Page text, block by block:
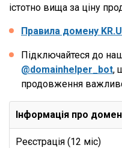
істотно вища за ціну
Правила домену
Підключайтеся до
@domainhelper_bot,
продовження
Інформація про домен
Реєстрація (12 міс)